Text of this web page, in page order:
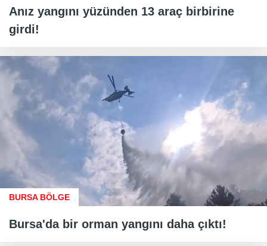
Anız yangını yüzünden 13 araç birbirine
girdi!
BURSA BÖLGE
Bursa'da bir orman yangını daha çıktı!